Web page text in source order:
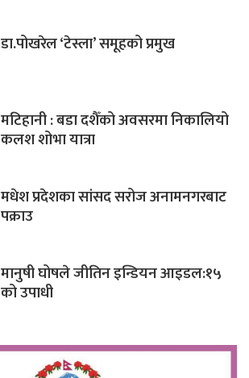
डा.पोखरेल ‘टेस्ला’ समूहको प्रमुख
मटिहानी : बडा दशैँको अवसरमा निकालियो
कलश शोभा यात्रा
मधेश प्रदेशका सांसद सरोज अनामनगरबाट
पक्राउ
मानुषी घोषले जीतिन इन्डियन आइडल:१५
को उपाधी